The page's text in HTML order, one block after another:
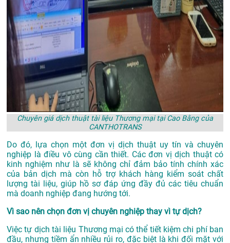
Chuyên giá dịch thuật tài liệu Thương mại tại Cao Bằng của
CANTHOTRANS
Do đó, lựa chọn một đơn vị dịch thuật uy tín và chuyên
nghiệp là điều vô cùng cần thiết. Các đơn vị dịch thuật có
kinh nghiệm như là sẽ không chỉ đảm bảo tính chính xác
của bản dịch mà còn hỗ trợ khách hàng kiểm soát chất
lượng tài liệu, giúp hồ sơ đáp ứng đầy đủ các tiêu chuẩn
mà doanh nghiệp đang hướng tới.
Vì sao nên chọn đơn vị chuyên nghiệp thay vì tự dịch?
Việc tự dịch tài liệu Thương mại có thể tiết kiệm chi phí ban
đầu, nhưng tiềm ẩn nhiều rủi ro, đặc biệt là khi đối mặt với